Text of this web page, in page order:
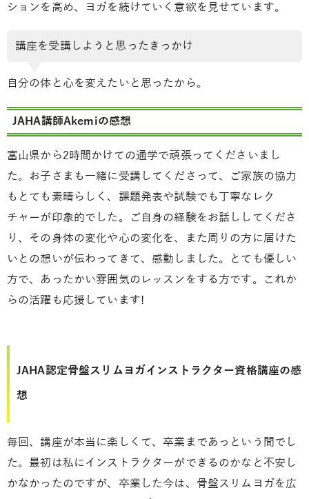
ションを高め、ヨガを続けていく意欲を見せています。
講座を受講しようと思ったきっかけ
自分の体と心を変えたいと思ったから。
JAHA講師Akemiの感想
富山県から2時間かけての通学で頑張ってくださいまし
た。お子さまも一緒に受講してくださって、ご家族の協力
もとても素晴らしく、課題発表や試験でも丁寧なレク
チャーが印象的でした。ご自身の経験をお話ししてくださ
り、その身体の変化や心の変化を、また周りの方に届けた
いとの想いが伝わってきて、感動しました。とても優しい
方で、あったかい雰囲気のレッスンをする方です。これか
らの活躍も応援しています!
JAHA認定骨盤スリムヨガインストラクター資格講座の感
想
毎回、講座が本当に楽しくて、卒業まであっという間でし
た。最初は私にインストラクターができるのかなと不安し
かなかったのですが、卒業した今は、骨盤スリムヨガを広